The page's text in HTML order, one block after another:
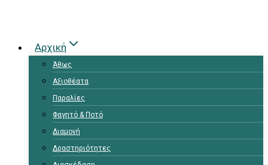
Αρχική
Άθως
Αξιοθέατα
Παραλίες
Φαγητό & Ποτό
Διαμονή
Δραστηριότητες